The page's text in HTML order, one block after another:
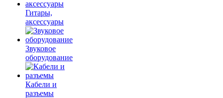
Гитары,
аксессуары
Звуковое
оборудование
Кабели и
разъемы